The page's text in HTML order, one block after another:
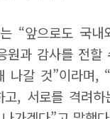
“앞으로도 국
원과 감사를 전할
나갈 것”이라며,
, 서로를 격려하